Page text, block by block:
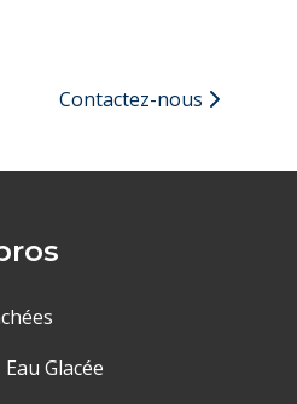
Contactez-nous
Glacée